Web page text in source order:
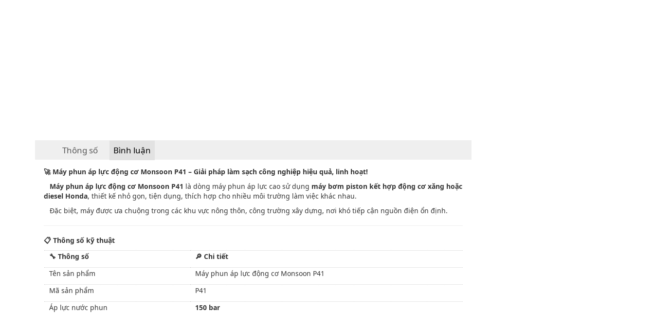
Thông số Bình luận
🚀Máy phun áp lực động cơ Monsoon P41 – Giải pháp làm sạch công nghiệp hiệu quả, linh hoạt!
Máy phun áp lực động cơ Monsoon P41 là dòng máy phun áp lực cao sử dụng máy bơm piston kết hợp động cơ xăng hoặc
diesel Honda, thiết kế nhỏ gọn, tiện dụng, thích hợp cho nhiều môi trường làm việc khác nhau.
Đặc biệt, máy được ưa chuộng trong các khu vực nông thôn, công trường xây dựng, nơi khó tiếp cận nguồn điện ổn định.
📋 Thông số kỹ thuật
🔧 Thông số 🔎 Chi tiết
Tên sản phẩm
Máy phun áp lực động cơ Monsoon P41
Mã sản phẩm
P41
Áp lực nước phun
150 bar